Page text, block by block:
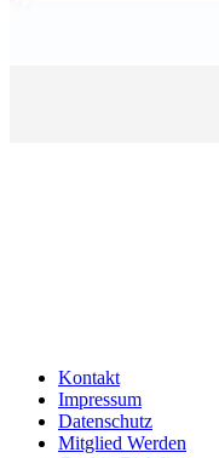
Kontakt
Impressum
Datenschutz
Mitglied Werden